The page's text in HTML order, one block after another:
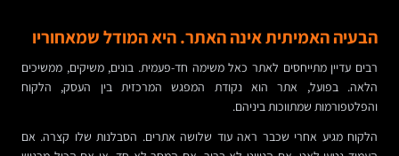
הבעיה האמיתית אינה האתר. היא המודל שמאחוריו
רבים עדיין מתייחסים לאתר כאל משימה חד-פעמית. בונים, משיקים, ממשיכים
הלאה. בפועל, אתר הוא נקודת המפגש המרכזית בין העסק, הלקוח
והפלטפורמות שמתווכות ביניהם.
הלקוח מגיע אחרי שכבר ראה עוד שלושה אתרים. הסבלנות שלו קצרה. אם